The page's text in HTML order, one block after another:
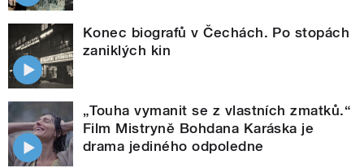
Konec biografů v Čechách. Po stopách
zaniklých kin
„Touha vymanit se z vlastních zmatků.“
Film Mistryně Bohdana Karáska je
drama jediného odpoledne